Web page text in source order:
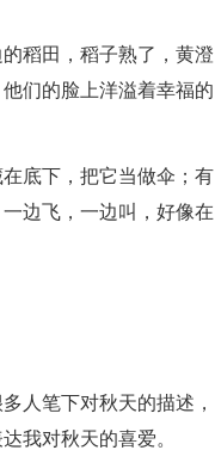
稻田，稻子熟了，黄澄
们的脸上洋溢着幸福的
底下，把它当做伞；有
边飞，一边叫，好像在
人笔下对秋天的描述，
我对秋天的喜爱。